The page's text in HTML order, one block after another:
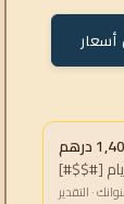
· التقدير